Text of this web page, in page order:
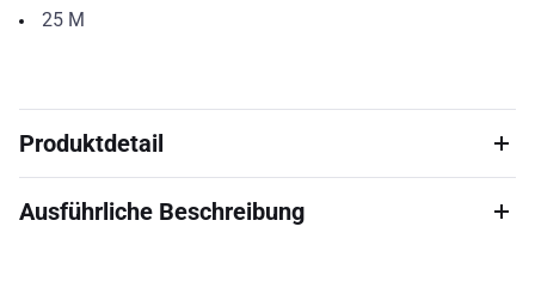
25 M
Produktdetail
Ausführliche Beschreibung